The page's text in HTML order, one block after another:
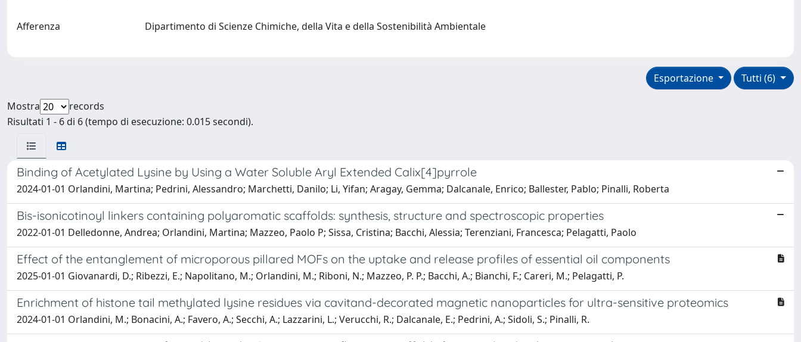
Afferenza Dipartimento di Scienze Chimiche, della Vita e della Sostenibilità Ambientale
Tutti (6)
Esportazione
Mostra
records
Risultati 1 - 6 di 6 (tempo di esecuzione: 0.015 secondi).
Binding of Acetylated Lysine by Using a Water Soluble Aryl Extended Calix[4]pyrrole
2024-01-01 Orlandini, Martina; Pedrini, Alessandro; Marchetti, Danilo; Li, Yifan; Aragay, Gemma; Dalcanale, Enrico; Ballester, Pablo; Pinalli, Roberta
Bis-isonicotinoyl linkers containing polyaromatic scaffolds: synthesis, structure and spectroscopic properties
2022-01-01 Delledonne, Andrea; Orlandini, Martina; Mazzeo, Paolo P; Sissa, Cristina; Bacchi, Alessia; Terenziani, Francesca; Pelagatti, Paolo
Effect of the entanglement of microporous pillared MOFs on the uptake and release profiles of essential oil components
2025-01-01 Giovanardi, D.; Ribezzi, E.; Napolitano, M.; Orlandini, M.; Riboni, N.; Mazzeo, P. P.; Bacchi, A.; Bianchi, F.; Careri, M.; Pelagatti, P.
Enrichment of histone tail methylated lysine residues via cavitand-decorated magnetic nanoparticles for ultra-sensitive proteomics
2024-01-01 Orlandini, M.; Bonacini, A.; Favero, A.; Secchi, A.; Lazzarini, L.; Verucchi, R.; Dalcanale, E.; Pedrini, A.; Sidoli, S.; Pinalli, R.